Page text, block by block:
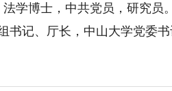
博士，中共党员，研究员
记、厅长，中山大学党委书